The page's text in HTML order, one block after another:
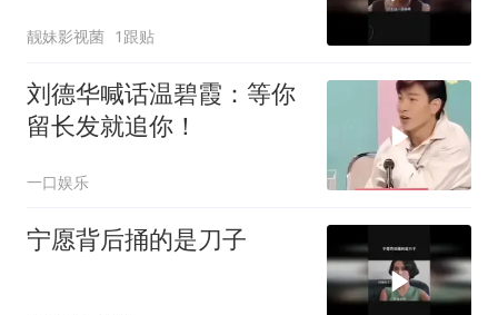
靓妹影视菌 1跟贴
刘德华喊话温碧霞：等你
留长发就追你！
一口娱乐
宁愿背后捅的是刀子